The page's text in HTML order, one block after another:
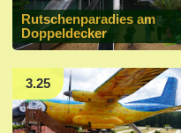
Rutschenparadies am
Doppeldecker
3.25